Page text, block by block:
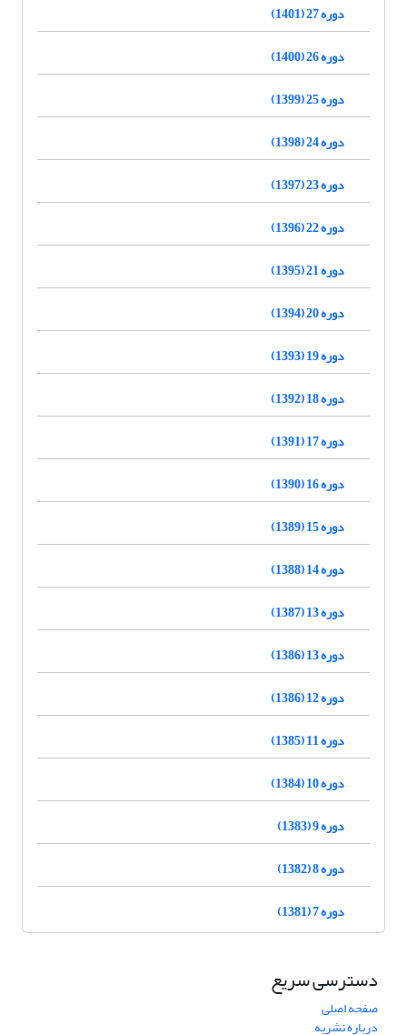
دوره 27 (1401)
دوره 26 (1400)
دوره 25 (1399)
دوره 24 (1398)
دوره 23 (1397)
دوره 22 (1396)
دوره 21 (1395)
دوره 20 (1394)
دوره 19 (1393)
دوره 18 (1392)
دوره 17 (1391)
دوره 16 (1390)
دوره 15 (1389)
دوره 14 (1388)
دوره 13 (1387)
دوره 13 (1386)
دوره 12 (1386)
دوره 11 (1385)
دوره 10 (1384)
دوره 9 (1383)
دوره 8 (1382)
دوره 7 (1381)
دسترسی سریع
صفحه اصلی
درباره نشریه